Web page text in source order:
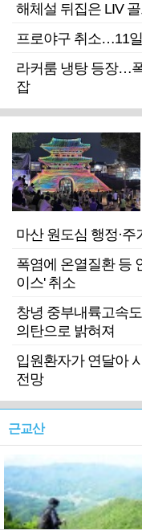
해체설 뒤집은 LIV
프로야구 취소…11
라커룸 냉탕 등장…
잡
마산 원도심 행정·
폭염에 온열질환 등
이스' 취소
창녕 중부내륙고속
의탄으로 밝혀져
입원환자가 연달아
전망
근교산